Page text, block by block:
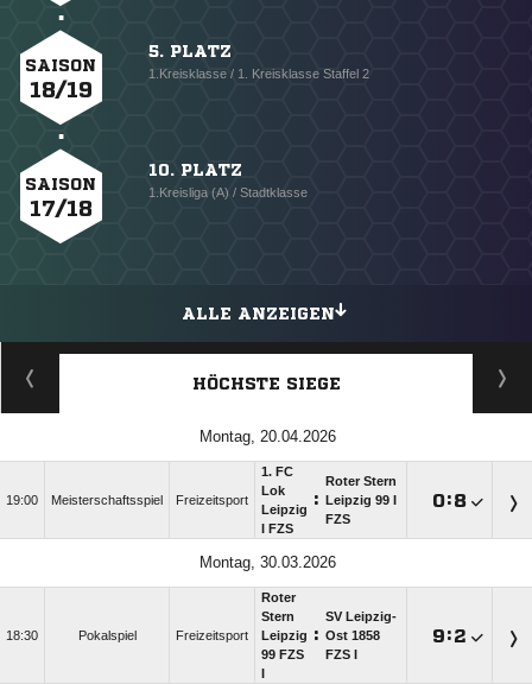
SAISON
18/19
5. PLATZ
1.Kreisklasse / 1. Kreisklasse Staffel 2
SAISON
17/18
10. PLATZ
1.Kreisliga (A) / Stadtklasse
ALLE ANZEIGEN
HÖCHSTE SIEGE
Montag, 20.04.2026
19:00 Meisterschaftsspiel Freizeitsport
1. FC
Lok
Leipzig
I FZS
:
Roter Stern
Leipzig 99 I
FZS
:
Montag, 30.03.2026
18:30 Pokalspiel Freizeitsport
Roter
Stern
Leipzig
99 FZS
:
SV Leipzig-
Ost 1858
FZS I
: